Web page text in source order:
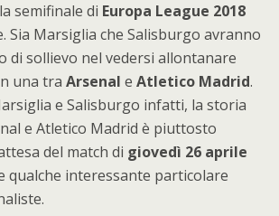
semifinale di Europa League 2018
Sia Marsiglia che Salisburgo avranno
di sollievo nel vedersi allontanare
una tra Arsenal e Atletico Madrid.
e Salisburgo infatti, la storia
e Atletico Madrid è piuttosto
del match di giovedì 26 aprile
qualche interessante particolare